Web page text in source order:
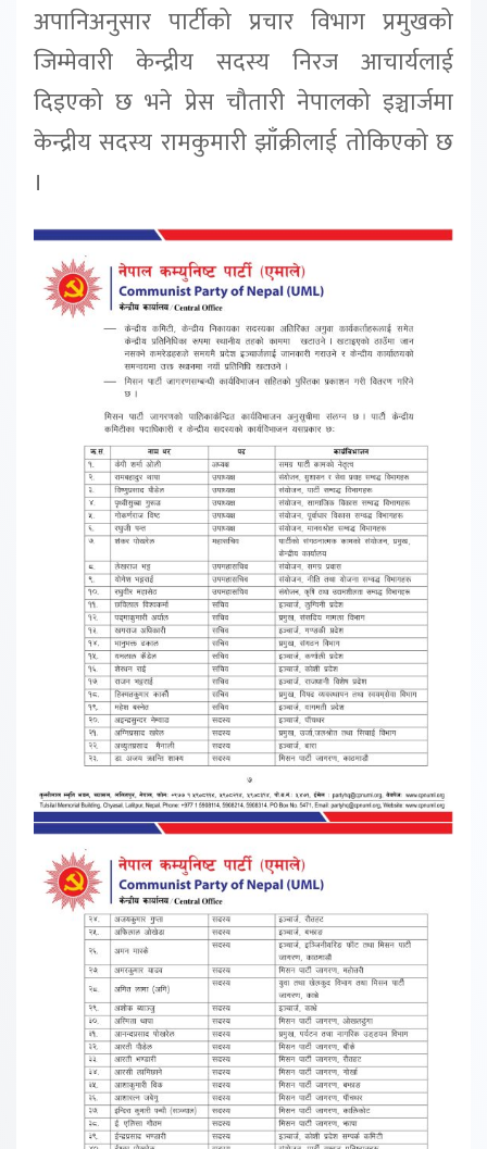
अपानिअनुसार पार्टीको प्रचार विभाग प्रमुखको
जिम्मेवारी केन्द्रीय सदस्य निरज आचार्यलाई
दिइएको छ भने प्रेस चौतारी नेपालको इञ्चार्जमा
केन्द्रीय सदस्य रामकुमारी झाँक्रीलाई तोकिएको छ
।